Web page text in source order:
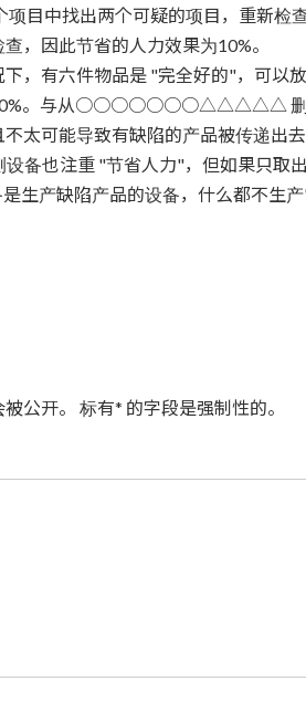
项目中找出两个可疑的项目，重新检
，因此节省的人力效果为10%。
，有六件物品是 "完全好的"，可以
60%。与从○○○○○○○△△△△△ 删除
太可能导致有缺陷的产品被传递出去
备也注重 "节省人力"，但如果只取
生产缺陷产品的设备，什么都不生
公开。 标有* 的字段是强制性的。